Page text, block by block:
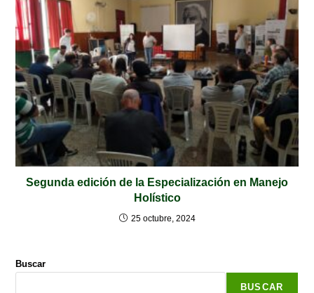
Segunda edición de la Especialización en Manejo
Holístico
25 octubre, 2024
Buscar
BUSCAR